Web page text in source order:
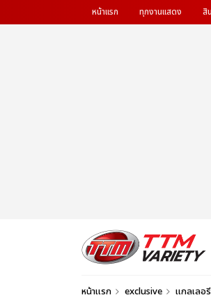
หน้าแรก ทุกงานแสดง สิ
หน้าแรก exclusive แกลเลอรี